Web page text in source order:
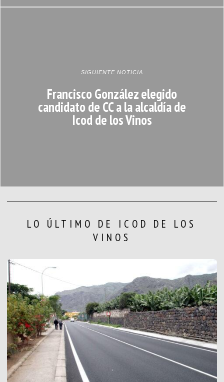
SIGUIENTE NOTICIA
Francisco González elegido
candidato de CC a la alcaldía de
Icod de los Vinos
LO ÚLTIMO DE ICOD DE LOS
VINOS